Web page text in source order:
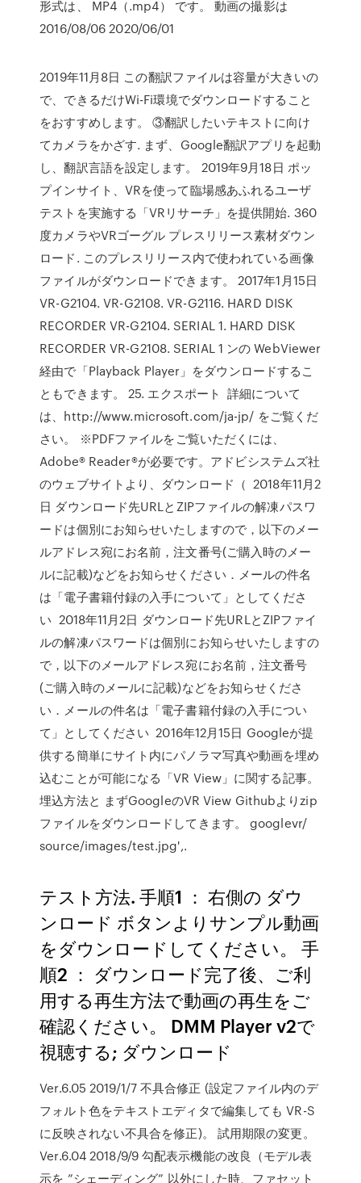
形式は、 MP4（.mp4） です。 動画の撮影は
2016/08/06 2020/06/01
2019年11月8日 この翻訳ファイルは容量が大きいの
で、できるだけWi-Fi環境でダウンロードすること
をおすすめします。 ③翻訳したいテキストに向け
てカメラをかざす. まず、Google翻訳アプリを起動
し、翻訳言語を設定します。 2019年9月18日 ポッ
プインサイト、VRを使って臨場感あふれるユーザ
テストを実施する「VRリサーチ」を提供開始. 360
度カメラやVRゴーグル プレスリリース素材ダウン
ロード. このプレスリリース内で使われている画像
ファイルがダウンロードできます。 2017年1月15日
VR-G2104. VR-G2108. VR-G2116. HARD DISK
RECORDER VR-G2104. SERIAL 1. HARD DISK
RECORDER VR-G2108. SERIAL 1 ンの WebViewer
経由で「Playback Player」をダウンロードするこ
ともできます。 25. エクスポート 詳細について
は、http://www.microsoft.com/ja-jp/ をご覧くだ
さい。 ※PDFファイルをご覧いただくには、
Adobe® Reader®が必要です。アドビシステムズ社
のウェブサイトより、ダウンロード（ 2018年11月2
日 ダウンロード先URLとZIPファイルの解凍パスワ
ードは個別にお知らせいたしますので，以下のメー
ルアドレス宛にお名前，注文番号(ご購入時のメー
ルに記載)などをお知らせください．メールの件名
は「電子書籍付録の入手について」としてくださ
い 2018年11月2日 ダウンロード先URLとZIPファイ
ルの解凍パスワードは個別にお知らせいたしますの
で，以下のメールアドレス宛にお名前，注文番号
(ご購入時のメールに記載)などをお知らせくださ
い．メールの件名は「電子書籍付録の入手につい
て」としてください 2016年12月15日 Googleが提
供する簡単にサイト内にパノラマ写真や動画を埋め
込むことが可能になる「VR View」に関する記事。
埋込方法と まずGoogleのVR View Githubよりzip
ファイルをダウンロードしてきます。 googlevr/
source/images/test.jpg',.
テスト方法. 手順1 ： 右側の ダウ
ンロード ボタンよりサンプル動画
をダウンロードしてください。 手
順2 ： ダウンロード完了後、ご利
用する再生方法で動画の再生をご
確認ください。 DMM Player v2で
視聴する; ダウンロード
Ver.6.05 2019/1/7 不具合修正 (設定ファイル内のデ
フォルト色をテキストエディタで編集しても VR-S
に反映されない不具合を修正)。 試用期限の変更。
Ver.6.04 2018/9/9 勾配表示機能の改良（モデル表
示を ”シェーディング” 以外にした時、ファセット